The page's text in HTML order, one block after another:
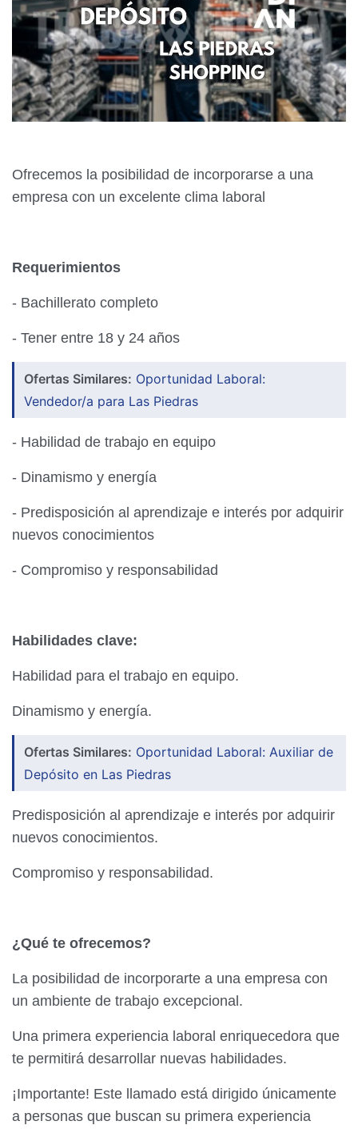
Ofrecemos la posibilidad de incorporarse a una
empresa con un excelente clima laboral
Requerimientos
- Bachillerato completo
- Tener entre 18 y 24 años
Ofertas Similares: Oportunidad Laboral:
Vendedor/a para Las Piedras
- Habilidad de trabajo en equipo
- Dinamismo y energía
- Predisposición al aprendizaje e interés por adquirir
nuevos conocimientos
- Compromiso y responsabilidad
Habilidades clave:
Habilidad para el trabajo en equipo.
Dinamismo y energía.
Ofertas Similares: Oportunidad Laboral: Auxiliar de
Depósito en Las Piedras
Predisposición al aprendizaje e interés por adquirir
nuevos conocimientos.
Compromiso y responsabilidad.
¿Qué te ofrecemos?
La posibilidad de incorporarte a una empresa con
un ambiente de trabajo excepcional.
Una primera experiencia laboral enriquecedora que
te permitirá desarrollar nuevas habilidades.
¡Importante! Este llamado está dirigido únicamente
a personas que buscan su primera experiencia